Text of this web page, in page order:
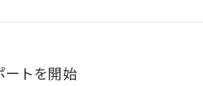
トを開始